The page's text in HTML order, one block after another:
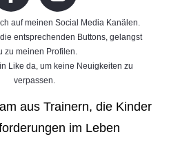
auf meinen Social Media Kanälen.
entsprechenden Buttons, gelangst
zu meinen Profilen.
Like da, um keine Neuigkeiten zu
verpassen.
aus Trainern, die Kinder
im Leben